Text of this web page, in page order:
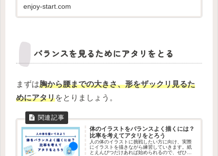
enjoy-start.com
バランスを見るためにアタリをとる
まずは胸から腰までの大きさ、形をザックリ見るた
めにアタリをとりましょう。
体のイラストをバランスよく描くには？
比率を考えてアタリをとろう
人の体のイラストに挑戦したい方に向け、実際
にイラストを描きながら練習していきます。紙
とえんぴつだけあれば始められるので、ぜひや